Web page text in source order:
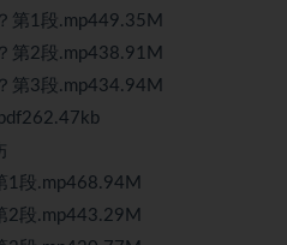
第1段.mp449.35M
第2段.mp438.91M
第3段.mp434.94M
1段.mp468.94M
2段.mp443.29M